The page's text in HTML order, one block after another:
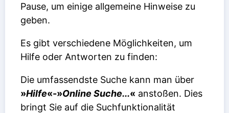
Pause, um einige allgemeine Hinweise zu
geben.
Es gibt verschiedene Möglichkeiten, um
Hilfe oder Antworten zu finden:
Die umfassendste Suche kann man über
»Hilfe«-»Online Suche...« anstoßen. Dies
bringt Sie auf die Suchfunktionalität